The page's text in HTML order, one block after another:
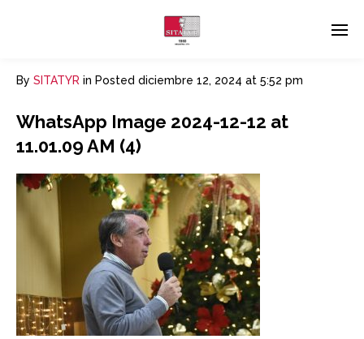
By SITATYR in Posted diciembre 12, 2024 at 5:52 pm
WhatsApp Image 2024-12-12 at
11.01.09 AM (4)